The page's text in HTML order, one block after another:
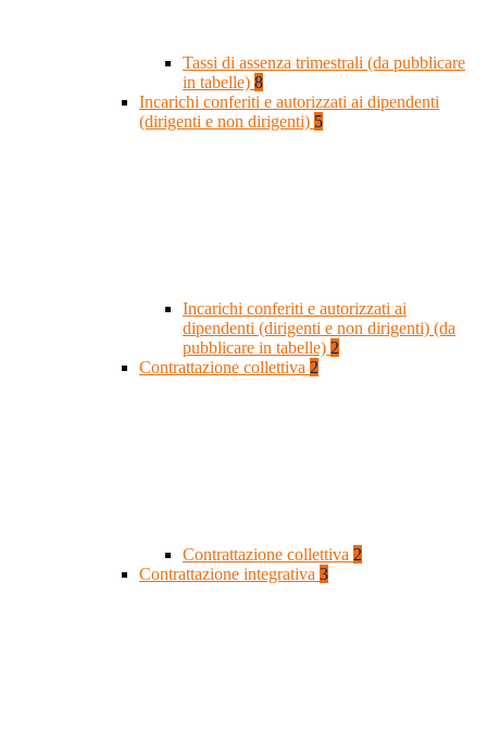
Tassi di assenza trimestrali (da pubblicare
in tabelle) 8
Incarichi conferiti e autorizzati ai dipendenti
(dirigenti e non dirigenti) 5
Incarichi conferiti e autorizzati ai
dipendenti (dirigenti e non dirigenti) (da
pubblicare in tabelle) 2
Contrattazione collettiva 2
Contrattazione collettiva 2
Contrattazione integrativa 3